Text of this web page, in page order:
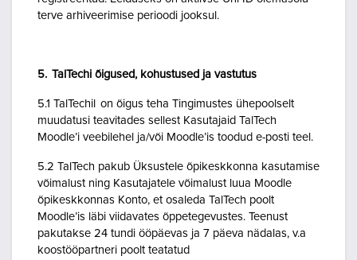
terve arhiveerimise perioodi jooksul.
5. TalTechi õigused, kohustused ja vastutus
5.1 TalTechil on õigus teha Tingimustes ühepoolselt
muudatusi teavitades sellest Kasutajaid TalTech
Moodle’i veebilehel ja/või Moodle’is toodud e-posti teel.
5.2 TalTech pakub Üksustele õpikeskkonna kasutamise
võimalust ning Kasutajatele võimalust luua Moodle
õpikeskkonnas Konto, et osaleda TalTech poolt
Moodle’is läbi viidavates õppetegevustes. Teenust
pakutakse 24 tundi ööpäevas ja 7 päeva nädalas, v.a
koostööpartneri poolt teatatud